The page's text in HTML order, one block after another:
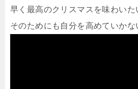
早く最高のクリスマスを味わいた
そのためにも自分を高めていかな